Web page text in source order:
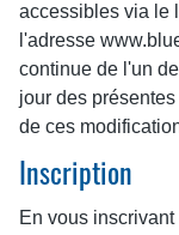
accessibles via le
l'adresse
continue de l'un
jour des
de ces
Inscription
En vous